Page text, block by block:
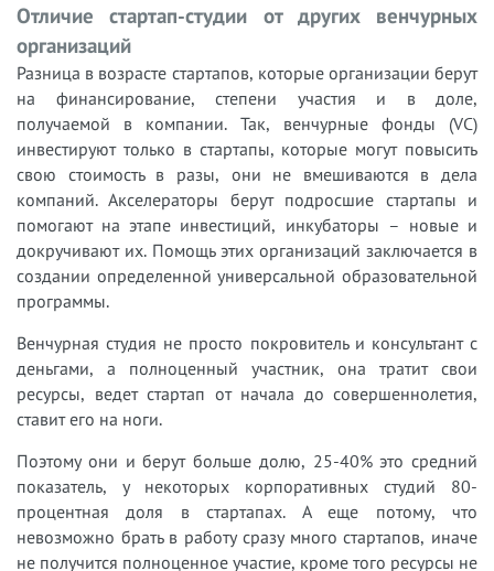
Отличие стартап-студии от других венчурных
организаций
Разница в возрасте стартапов, которые организации берут
на финансирование, степени участия и в доле,
получаемой в компании. Так, венчурные фонды (VC)
инвестируют только в стартапы, которые могут повысить
свою стоимость в разы, они не вмешиваются в дела
компаний. Акселераторы берут подросшие стартапы и
помогают на этапе инвестиций, инкубаторы – новые и
докручивают их. Помощь этих организаций заключается в
создании определенной универсальной образовательной
программы.
Венчурная студия не просто покровитель и консультант с
деньгами, а полноценный участник, она тратит свои
ресурсы, ведет стартап от начала до совершеннолетия,
ставит его на ноги.
Поэтому они и берут больше долю, 25-40% это средний
показатель, у некоторых корпоративных студий 80-
процентная доля в стартапах. А еще потому, что
невозможно брать в работу сразу много стартапов, иначе
не получится полноценное участие, кроме того ресурсы не